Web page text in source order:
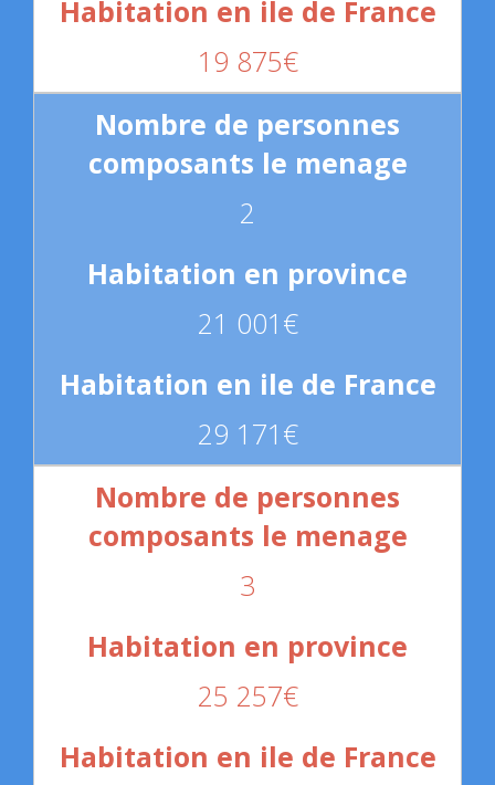
19 875€
2
21 001€
29 171€
3
25 257€